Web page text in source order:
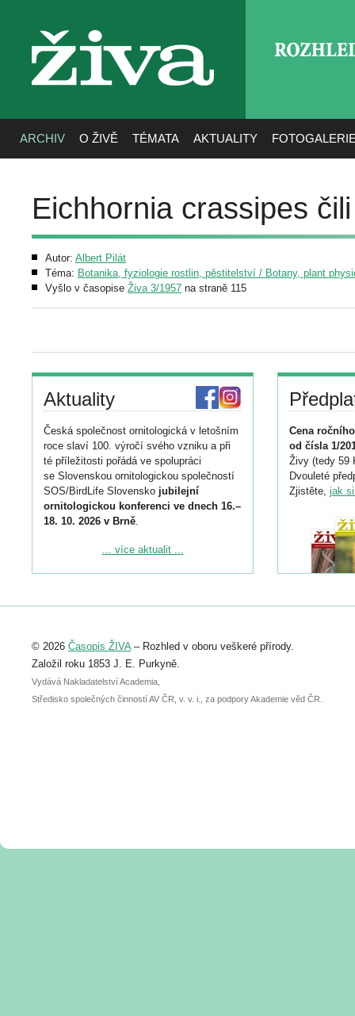
živa
ARCHIV O ŽIVĚ TÉMATA AKTUALITY
Eichhornia crassipes
Autor: Albert Pilát
Téma: Botanika, fyziologie rostlin, pěstitelství / Botany, plant
Vyšlo v časopise Živa 3/1957 na straně 115
Aktuality
Česká společnost ornitologická v letošním
roce slaví 100. výročí svého vzniku a při
té příležitosti pořádá ve spolupráci
se Slovenskou ornitologickou společností
SOS/BirdLife Slovensko jubilejní
ornitologickou konferenci ve dnech 16.–
18. 10. 2026 v Brně.
Podrobnější informace ke konferenci
Registrovat se můžete do 6. září.
abstraktu přihlášené přednášky nebo
posteru je už 30. června.
... více aktualit ...
Cena
od čísla 1/
Živy (tedy 59
Dvouleté
Zjistěte, jak
© 2026 Časopis ŽIVA– Rozhled v oboru veškeré přírody.
Založil roku 1853 J. E. Purkyně.
Vydává Nakladatelství Academia,
Středisko společných činností AV ČR, v. v. i., za podpory Akademie věd ČR.